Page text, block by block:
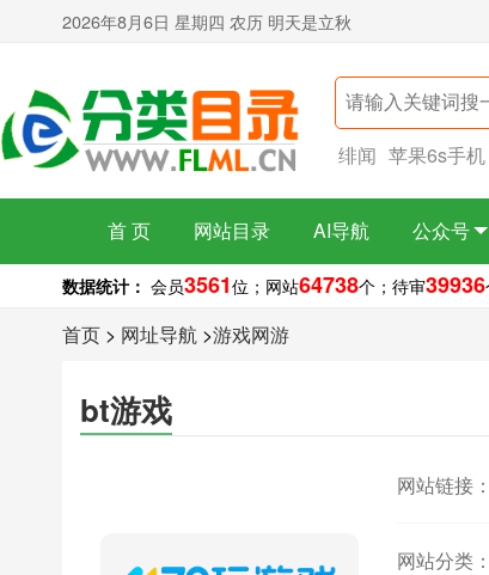
2026年8月6日 星期四 农历 明天是立秋
绯闻 苹果6s手机
首 页 网站目录 AI导航 公众号
数据统计： 会员3561位； 网站64738个； 待审39936
首页 > 网址导航 >游戏网游
bt游戏
网站链接：
网站分类：